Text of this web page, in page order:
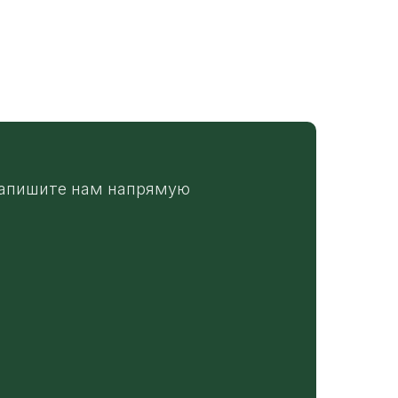
нам напрямую